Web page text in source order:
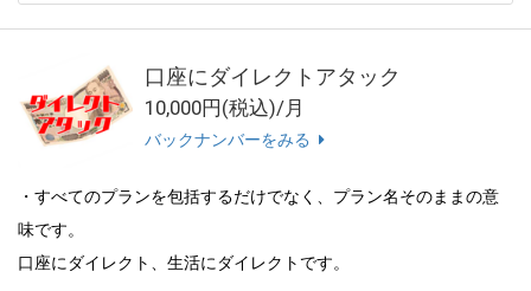
口座にダイレクトアタック
10,000円(税込)/月
バックナンバーをみる
・すべてのプランを包括するだけでなく、プラン名そのままの意
味です。
口座にダイレクト、生活にダイレクトです。